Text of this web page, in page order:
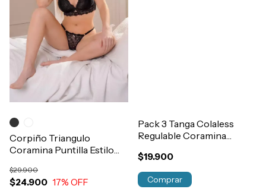
Corpiño Triangulo
Coramina Puntilla Estilo
$24.900
$29.900
17% OFF
Pack 3 Tanga Colaless
Regulable Coramina
Lycra Art.1203
$19.900
Comprar